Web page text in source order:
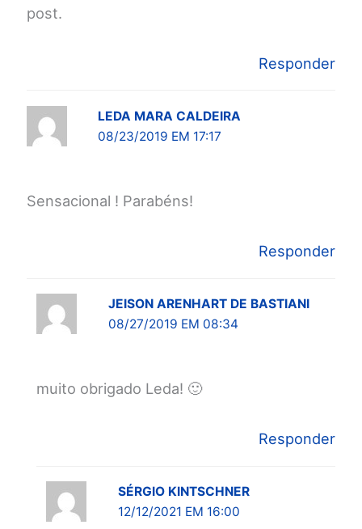
post.
Responder
LEDA MARA CALDEIRA
08/23/2019 EM 17:17
Sensacional ! Parabéns!
Responder
JEISON ARENHART DE BASTIANI
08/27/2019 EM 08:34
muito obrigado Leda! 🙂
Responder
SÉRGIO KINTSCHNER
12/12/2021 EM 16:00